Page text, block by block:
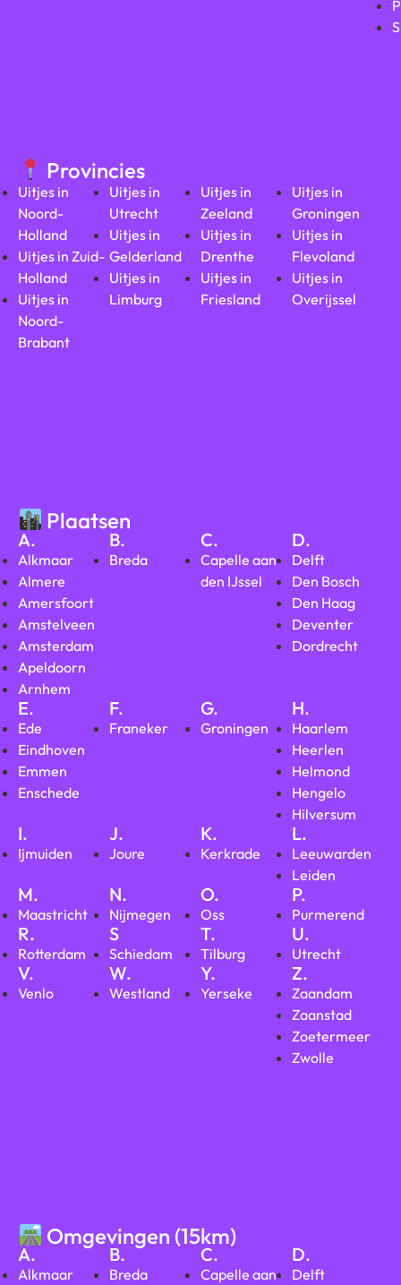
Provincies
Uitjes in
Noord-
Holland
Uitjes in Zuid-
Holland
Uitjes in
Noord-
Brabant
Uitjes in
Utrecht
Uitjes in
Gelderland
Uitjes in
Limburg
Uitjes in
Zeeland
Uitjes in
Drenthe
Uitjes in
Friesland
Uitjes in
Groningen
Uitjes in
Flevoland
Uitjes in
Overijssel
Plaatsen
A.
Alkmaar
Almere
Amersfoort
Amstelveen
Amsterdam
Apeldoorn
Arnhem
B.
Breda
C.
Capelle aan
den IJssel
D.
Delft
Den Bosch
Den Haag
Deventer
Dordrecht
E.
Ede
Eindhoven
Emmen
Enschede
F.
Franeker
G.
Groningen
H.
Haarlem
Heerlen
Helmond
Hengelo
Hilversum
I.
Ijmuiden
J.
Joure
K.
Kerkrade
L.
Leeuwarden
Leiden
M.
Maastricht
N.
Nijmegen
O.
Oss
P.
Purmerend
R.
Rotterdam
S
Schiedam
T.
Tilburg
U.
Utrecht
V.
Venlo
W.
Westland
Y.
Yerseke
Z.
Zaandam
Zaanstad
Zoetermeer
Zwolle
Omgevingen (15km)
A.
Alkmaar
B.
Breda
C.
Capelle aan
D.
Delft